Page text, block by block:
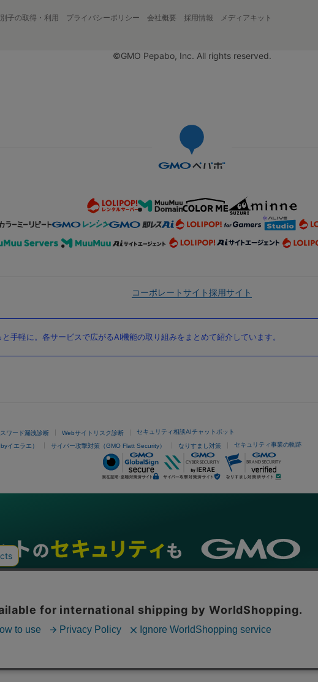
子の取得・利用 プライバシーポリシー 会社概要 採用情報 メディアキット
©GMO Pepabo, Inc. All rights reserved.
コーポレートサイト採用サイト
手軽に。各サービスで広がるAI機能の取り組みをまとめて紹介しています。
ワード漏洩診断 Webサイトリスク診断 セキュリティ相談AIチャットボット
イエラエ） サイバー攻撃対策（GMO Flatt Security） なりすまし対策 セキュリティ事業の軌跡